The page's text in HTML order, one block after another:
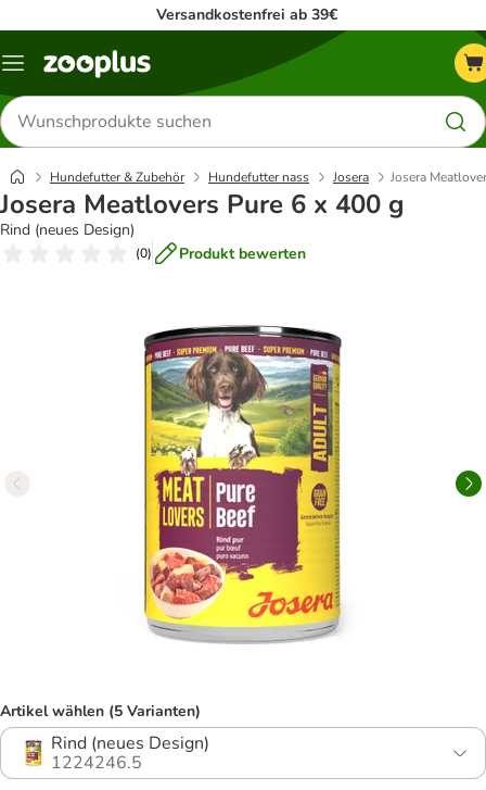
Versandkostenfrei ab 39€
Menü
Produkte
suchen
Hundefutter & Zubehör Hundefutter nass Josera Josera
Josera Meatlovers Pure 6 x 400 g
Rind (neues Design)
(0) Produkt bewerten
Artikel wählen (5 Varianten)
Rind (neues Design)
1224246.5